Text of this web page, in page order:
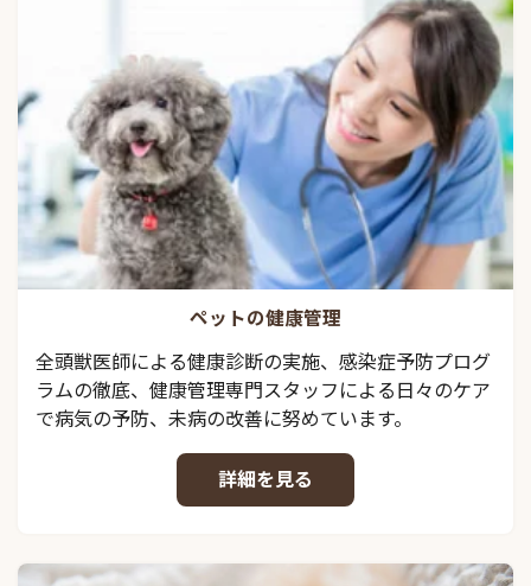
ペットの健康管理
全頭獣医師による健康診断の実施、感染症予防プログ
ラムの徹底、健康管理専門スタッフによる日々のケア
で病気の予防、未病の改善に努めています。
詳細を見る